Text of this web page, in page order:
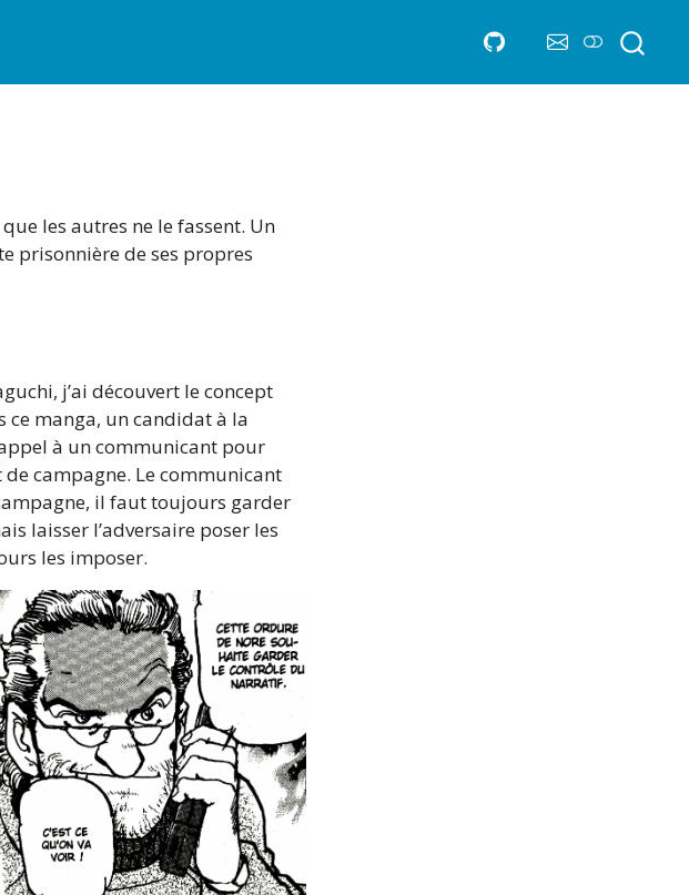
les autres ne le fassent. Un
prisonnière de ses propres
j’ai découvert le concept
ce manga, un candidat à la
à un communicant pour
campagne. Le communicant
il faut toujours garder
laisser l’adversaire poser les
les imposer.